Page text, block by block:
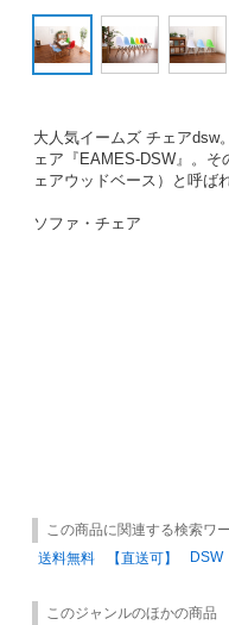
大人気イームズ チェアdsw
ェア『EAMES-DSW』。
ェアウッドベース）と呼ば
ソファ・チェア
この商品に関連する検索ワ
送料無料
【直送可】 DSW
このジャンルのほかの商品